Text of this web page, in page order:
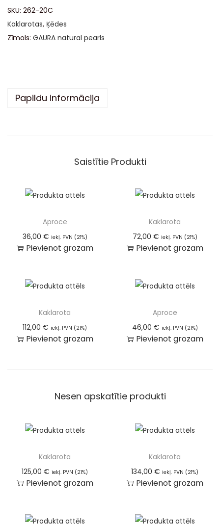
SKU: 262-20C
Kaklarotas, Ķēdes
Zīmols: GAURA natural pearls
Papildu informācija
Saistītie Produkti
Aproce
36,00 € iekļ. PVN (21%)
Pievienot grozam
Kaklarota
72,00 € iekļ. PVN (21%)
Pievienot grozam
Kaklarota
112,00€ iekļ. PVN (21%)
Pievienot grozam
Aproce
46,00 € iekļ. PVN (21%)
Pievienot grozam
Nesen apskatītie produkti
Kaklarota
125,00€ iekļ. PVN (21%)
Pievienot grozam
Kaklarota
134,00€ iekļ. PVN (21%)
Pievienot grozam